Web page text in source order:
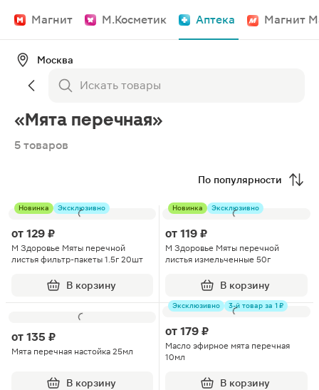
Магнит М.Косметик Аптека Магнит
Москва
«Мята перечная»
5 товаров
По популярности
Новинка Эксклюзивно
от 129 ₽
М Здоровье Мяты перечной
листья фильтр-пакеты 1.5г 20шт
В корзину
Новинка Эксклюзивно
от 119 ₽
М Здоровье Мяты перечной
листья измельченные 50г
В корзину
от 135 ₽
Мята перечная настойка 25мл
В корзину
Эксклюзивно 3-й товар за 1 ₽
от 179 ₽
Масло эфирное мята перечная
10мл
В корзину